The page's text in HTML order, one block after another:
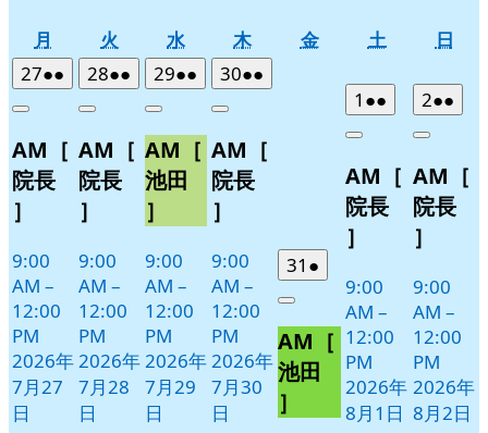
月
曜
日
火
曜
日
水
曜
日
木木
曜
日
金金
土土
日
日
日
272026
年
月
27
日
●●
件
イ
ベ
ト)
Close
AM［
院長
］
9:00
AM –
12:00
PM
2026年
7月27
日
282026
年
月
28
日
●●
件
イ
ベ
ト)
Close
AM［
院長
］
9:00
AM –
12:00
PM
2026年
7月28
日
292026
年
月
29
日
●●
件
イ
ベ
ト)
Close
AM［
池田
］
9:00
AM –
12:00
PM
2026年
7月29
日
302026
年
月
30
日
●●
件
イ
Close
AM［
院長
］
9:00
AM –
12:00
PM
2026年
7月30
日
31 2026
年
月
31
日
●
件
イ
ベ
ト)
Close
AM［
池田
］
1 2026
年
月
1
日
●●
件
イ
ベ
Close
AM［
院長
］
9:00
AM –
12:00
PM
2026年
8月1日
22026
年
月
2
日
●●
件
イ
ベ
Close
AM［
院長
］
9:00
AM –
12:00
PM
2026年
8月2日